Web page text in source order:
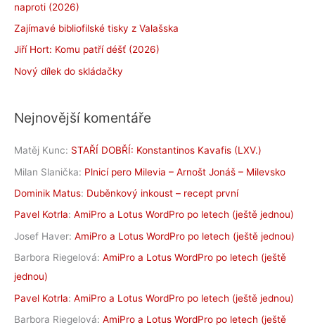
naproti (2026)
Zajímavé bibliofilské tisky z Valašska
Jiří Hort: Komu patří déšť (2026)
Nový dílek do skládačky
Nejnovější komentáře
Matěj Kunc: STAŘÍ DOBŘÍ: Konstantinos Kavafis (LXV.)
Milan Slanička: Plnicí pero Milevia – Arnošt Jonáš – Milevsko
Dominik Matus: Duběnkový inkoust – recept první
Pavel Kotrla: AmiPro a Lotus WordPro po letech (ještě jednou)
Josef Haver: AmiPro a Lotus WordPro po letech (ještě jednou)
Barbora Riegelová: AmiPro a Lotus WordPro po letech (ještě
jednou)
Pavel Kotrla: AmiPro a Lotus WordPro po letech (ještě jednou)
Barbora Riegelová: AmiPro a Lotus WordPro po letech (ještě